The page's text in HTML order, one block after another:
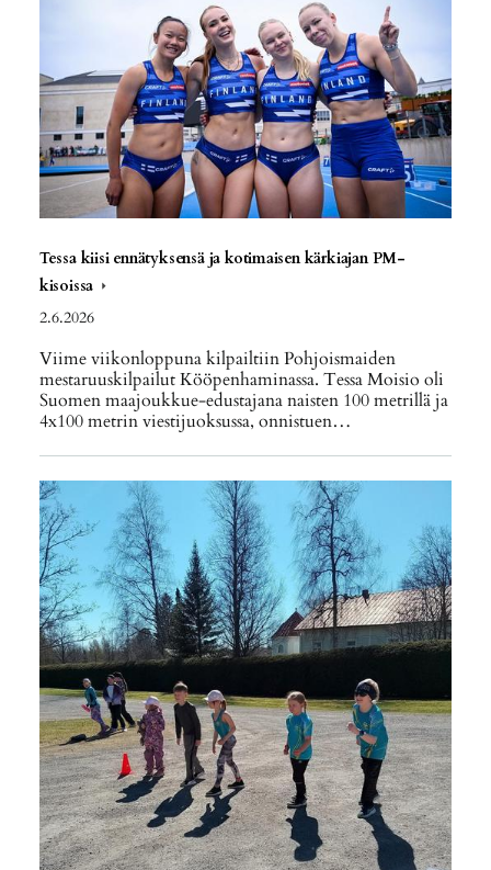
Tessa kiisi ennätyksensä ja kotimaisen kärkiajan PM-
kisoissa
2.6.2026
Viime viikonloppuna kilpailtiin Pohjoismaiden
mestaruuskilpailut Kööpenhaminassa. Tessa Moisio oli
Suomen maajoukkue-edustajana naisten 100 metrillä ja
4x100 metrin viestijuoksussa, onnistuen…